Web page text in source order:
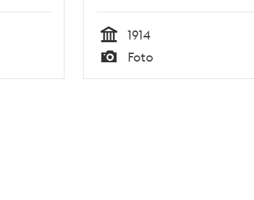
Tid
1914
Typ
Foto